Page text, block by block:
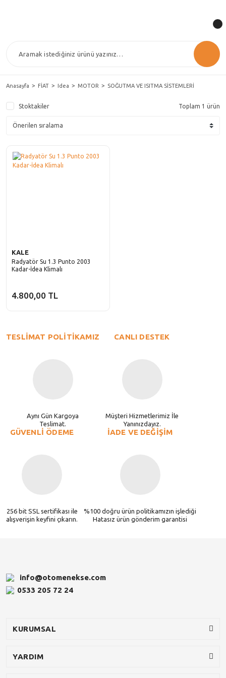
Anasayfa FİAT Idea MOTOR SOĞUTMA VE ISITMA SİSTEMLERİ
Stoktakiler Toplam 1 ürün
KALE
Radyatör Su 1.3 Punto 2003
Kadar-İdea Klimalı
4.800,00 TL
TESLİMAT POLİTİKAMIZ
Aynı Gün Kargoya
Teslimat.
CANLI DESTEK
Müşteri Hizmetlerimiz İle
Yanınızdayız.
GÜVENLİ ÖDEME
256 bit SSL sertifikası ile
alışverişin keyfini çıkarın.
İADE VE DEĞİŞİM
%100 doğru ürün politikamızın işlediği
Hatasız ürün gönderim garantisi
info@otomenekse.com
0533 205 72 24
KURUMSAL
YARDIM